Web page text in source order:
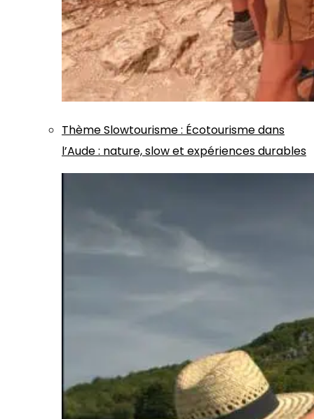
ThèmeSlowtourisme: Écotourisme dans
l’Aude : nature, slow et expériences durables